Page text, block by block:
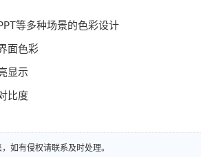
等多种场景的色彩设计
面色彩
显示
比度
如有侵权请联系及时处理。